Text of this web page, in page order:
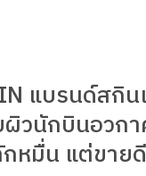
แบรนด์สกิ
วนักบินอวก
หมื่น แต่ขายดี